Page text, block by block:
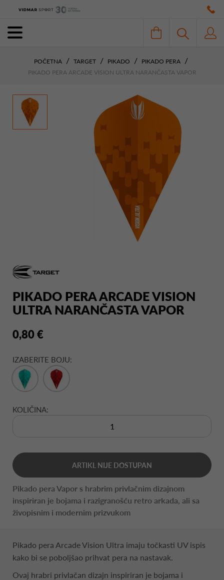
POČETNA TARGET PIKADO
PIKADO PERA
PIKADO PERA ARCADE VISION ULTRA NARANČASTA VAPOR
PIKADO PERA ARCADE VISION
ULTRA NARANČASTA VAPOR
0,80 €
IZABERITE BOJU:
KOLIČINA:
ARTIKL NIJE DOSTUPAN
Pikado pera Vapor s hrabrim privlačnim dizajnom
inspiriran je bojama i razigranošću retro arkada, ali sa
živopisnim i modernim prizvukom
Pikado pera Arcade Vision Ultra imaju točkasti UV ispis
kako bi se poboljšao prihvat pera na nastavak.
Ovaj hrabri privlačan dizajn inspiriran je bojama i